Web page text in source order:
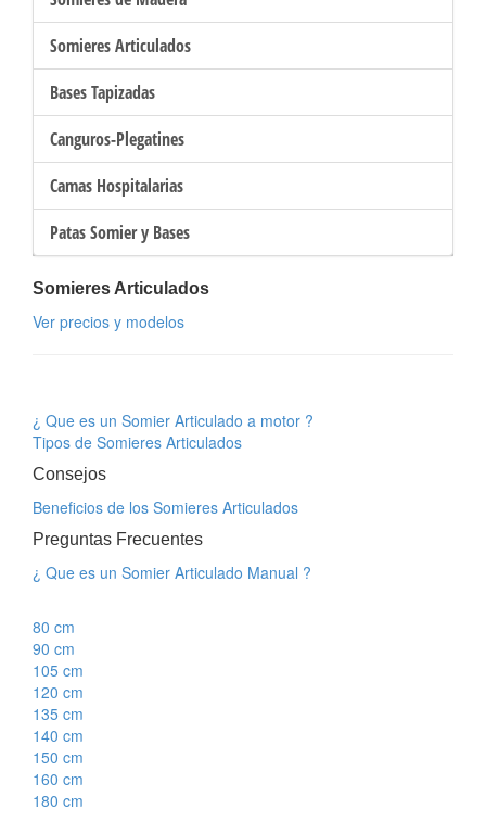
Somieres Articulados
Bases Tapizadas
Canguros-Plegatines
Camas Hospitalarias
Patas Somier y Bases
Somieres Articulados
Ver precios y modelos
¿ Que es un Somier Articulado a motor ?
Tipos de Somieres Articulados
Consejos
Beneficios de los Somieres Articulados
Preguntas Frecuentes
¿ Que es un Somier Articulado Manual ?
80 cm
90 cm
105 cm
120 cm
135 cm
140 cm
150 cm
160 cm
180 cm